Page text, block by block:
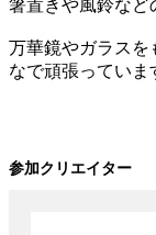
箸置きや風鈴など
万華鏡やガラスを
なで頑張ってい
参加クリエイター